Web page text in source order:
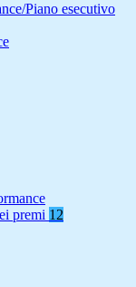
Piano esecutivo
premi 12